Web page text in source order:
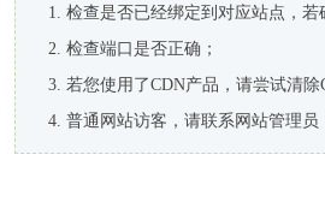
检查是否已经绑定到对应站点，
检查端口是否正确；
若您使用了CDN产品，请尝试清除
普通网站访客，请联系网站管理员